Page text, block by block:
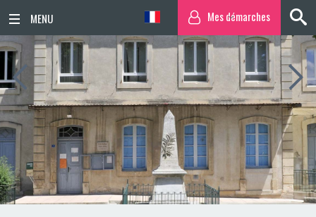
ACCUEIL
ACTUALITÉS
AGENDA
TERRITOIRE
VIE QUOTIDIENNE
Mes démarches